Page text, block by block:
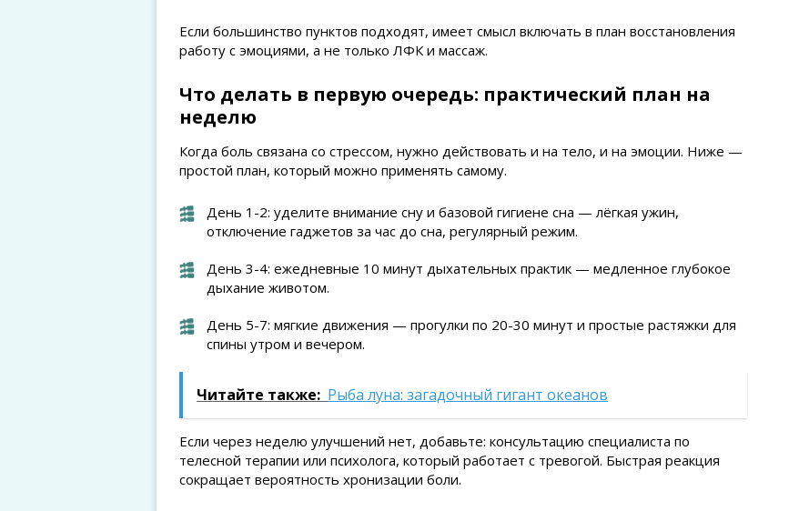
Если большинство пунктов подходят, имеет смысл включать в план восстановления
работу с эмоциями, а не только ЛФК и массаж.
Что делать в первую очередь: практический план на
неделю
Когда боль связана со стрессом, нужно действовать и на тело, и на эмоции. Ниже —
простой план, который можно применять самому.
День 1-2: уделите внимание сну и базовой гигиене сна — лёгкая ужин,
отключение гаджетов за час до сна, регулярный режим.
День 3-4: ежедневные 10 минут дыхательных практик — медленное глубокое
дыхание животом.
День 5-7: мягкие движения — прогулки по 20-30 минут и простые растяжки для
спины утром и вечером.
Читайте также: Рыба луна: загадочный гигант океанов
Если через неделю улучшений нет, добавьте: консультацию специалиста по
телесной терапии или психолога, который работает с тревогой. Быстрая реакция
сокращает вероятность хронизации боли.